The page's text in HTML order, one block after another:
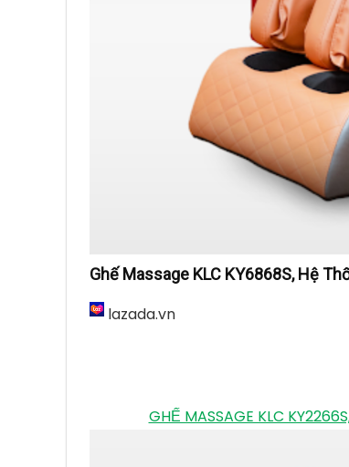
Ghế Massage KLC KY6868S, Hệ
lazada.vn
GHẾ MASSAGE KLC